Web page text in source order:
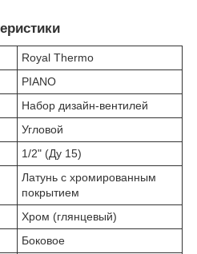
Royal Thermo
PIANO
Набор дизайн-вентилей
Угловой
1/2" (Ду 15)
Латунь с хромированным
покрытием
Хром (глянцевый)
Боковое